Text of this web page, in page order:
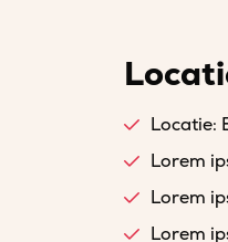
Locatie:
Lorem
Lorem
Lorem